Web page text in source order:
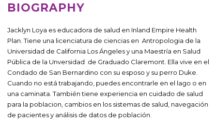
BIOGRAPHY
Jacklyn Loya es educadora de salud en Inland Empire Health
Plan. Tiene una licenciatura de ciencias en Antropologia de la
Universidad de California Los Ángeles y una Maestría en Salud
Pública de la Unversidad de Graduado Claremont. Ella vive en el
Condado de San Bernardino con su esposo y su perro Duke.
Cuando no está trabajando, puedes encontrarle en el lago o en
una caminata. También tiene experiencia en cuidado de salud
para la poblacion, cambios en los sistemas de salud, navegación
de pacientes y análisis de datos de población.